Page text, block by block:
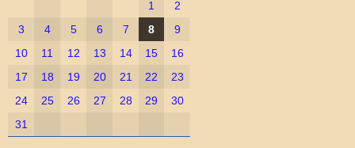
1
2
3
4 5 6 7 8
9
10
11 12 13 14 15
16
17
18 19 20 21 22
23
24
25 26 27 28 29
30
31